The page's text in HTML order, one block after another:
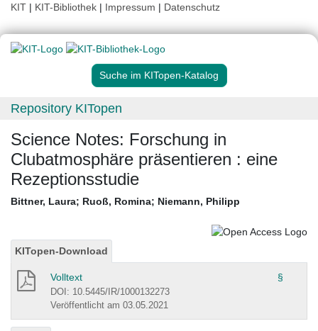
KIT | KIT-Bibliothek | Impressum | Datenschutz
Suche im KITopen-Katalog
Repository KITopen
Science Notes: Forschung in
Clubatmosphäre präsentieren : eine
Rezeptionsstudie
Bittner, Laura; Ruoß, Romina; Niemann, Philipp
KITopen-Download
Volltext §
DOI: 10.5445/IR/1000132273
Veröffentlicht am 03.05.2021